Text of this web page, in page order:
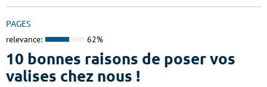
PAGES
relevance: 62%
10 bonnes raisons de poser vos
valises chez nous !